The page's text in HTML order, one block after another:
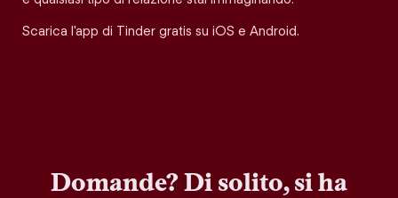
Scarica l'app di Tinder gratis su iOS e Android.
Domande? Di solito, si ha